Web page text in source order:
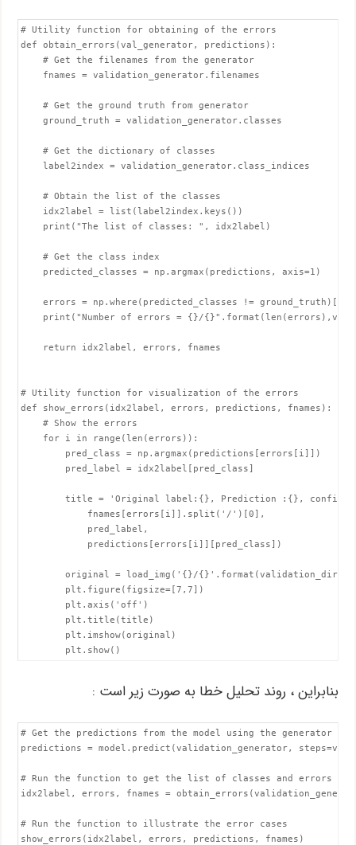
# Utility function for obtaining of the errors
def obtain_errors(val_generator, predictions):
    # Get the filenames from the generator
    fnames = validation_generator.filenames
    # Get the ground truth from generator
    ground_truth = validation_generator.classes
    # Get the dictionary of classes
    label2index = validation_generator.class_indices
    # Obtain the list of the classes
    idx2label = list(label2index.keys())
    print("The list of classes: ", idx2label)
    # Get the class index
    predicted_classes = np.argmax(predictions, axis=1)
    errors = np.where(predicted_classes != ground_truth)[0]
print("Number of errors = {}/
    return idx2label, errors, fnames
# Utility function for visualization of the errors
def show_errors(idx2label, errors, predictions, fnames):
    # Show the errors
    for i in range(len(errors)):
        pred_class = np.argmax(predictions[errors[i]])
        pred_label = idx2label[pred_class]
title = 'Original label:{}, Prediction :{},
            fnames[errors[i]].split('/')[0],
            pred_label,
            predictions[errors[i]][pred_class])
original = load_img('{}/
        plt.figure(figsize=[7,7])
        plt.axis('off')
        plt.title(title)
        plt.imshow(original)
        plt.show()
بنابراین ، روند تحلیل خطا به صورت زیر است :
# Get the predictions from the model using the generator
predictions = model.predict(validation_generator,
# Run the function to get the list of classes and errors
idx2label, errors, fnames =
# Run the function to illustrate the error cases
show_errors(idx2label, errors, predictions, fnames)